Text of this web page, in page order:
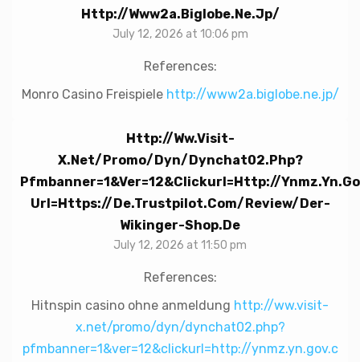
Http://www2a.biglobe.ne.jp/
July 12, 2026 at 10:06 pm
References:
Monro Casino Freispiele http://www2a.biglobe.ne.jp/
Http://ww.visit-
X.net/promo/dyn/dynchat02.php?
Pfmbanner=1&ver=12&clickurl=http://
Url=https://de.trustpilot.com/review/der-
Wikinger-Shop.de
July 12, 2026 at 11:50 pm
References:
Hitnspin casino ohne anmeldung http://ww.visit-
x.net/promo/dyn/dynchat02.php?
pfmbanner=1&ver=12&clickurl=http://ynmz.yn.gov.c